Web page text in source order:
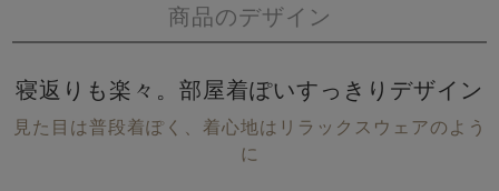
商品のデザイン
寝返りも楽々。部屋着ぽいすっきりデザイン
見た目は普段着ぽく、着心地はリラックスウェアのよう
に